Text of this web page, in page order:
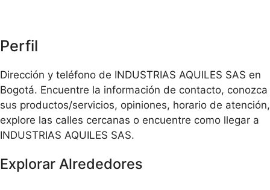
Perfil
Dirección y teléfono de INDUSTRIAS AQUILES SAS en
Bogotá. Encuentre la información de contacto, conozca
sus productos/servicios, opiniones, horario de atención,
explore las calles cercanas o encuentre como llegar a
INDUSTRIAS AQUILES SAS.
Explorar Alrededores